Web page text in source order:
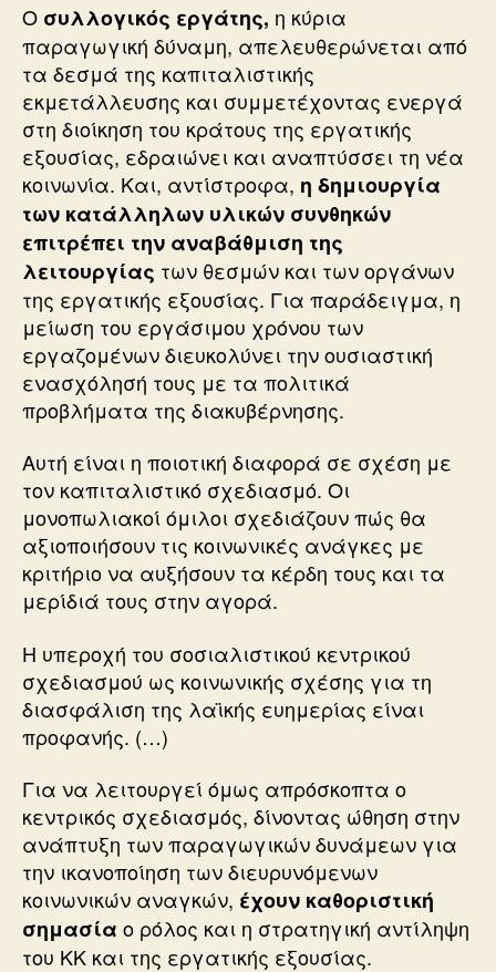
Ο συλλογικός εργάτης, η κύρια
παραγωγική δύναμη, απελευθερώνεται από
τα δεσμά της καπιταλιστικής
εκμετάλλευσης και συμμετέχοντας ενεργά
στη διοίκηση του κράτους της εργατικής
εξουσίας, εδραιώνει και αναπτύσσει τη νέα
κοινωνία. Και, αντίστροφα, η δημιουργία
των κατάλληλων υλικών συνθηκών
επιτρέπει την αναβάθμιση της
λειτουργίας των θεσμών και των οργάνων
της εργατικής εξουσίας. Για παράδειγμα, η
μείωση του εργάσιμου χρόνου των
εργαζομένων διευκολύνει την ουσιαστική
ενασχόλησή τους με τα πολιτικά
προβλήματα της διακυβέρνησης.
Αυτή είναι η ποιοτική διαφορά σε σχέση με
τον καπιταλιστικό σχεδιασμό. Οι
μονοπωλιακοί όμιλοι σχεδιάζουν πώς θα
αξιοποιήσουν τις κοινωνικές ανάγκες με
κριτήριο να αυξήσουν τα κέρδη τους και τα
μερίδιά τους στην αγορά.
Η υπεροχή του σοσιαλιστικού κεντρικού
σχεδιασμού ως κοινωνικής σχέσης για τη
διασφάλιση της λαϊκής ευημερίας είναι
προφανής. (…)
Για να λειτουργεί όμως απρόσκοπτα ο
κεντρικός σχεδιασμός, δίνοντας ώθηση στην
ανάπτυξη των παραγωγικών δυνάμεων για
την ικανοποίηση των διευρυνόμενων
κοινωνικών αναγκών, έχουν καθοριστική
σημασία ο ρόλος και η στρατηγική αντίληψη
του ΚΚ και της εργατικής εξουσίας.